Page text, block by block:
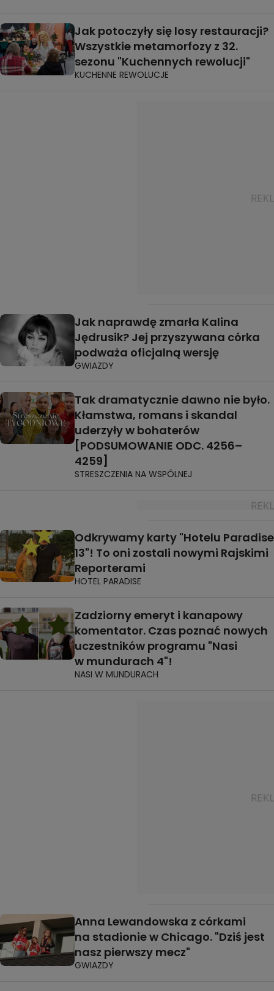
Jak potoczyły się losy restauracji?
Wszystkie metamorfozy z 32.
sezonu "Kuchennych rewolucji"
KUCHENNE REWOLUCJE
Jak naprawdę zmarła Kalina
Jędrusik? Jej przyszywana córka
podważa oficjalną wersję
GWIAZDY
Tak dramatycznie dawno nie było.
Kłamstwa, romans i skandal
uderzyły w bohaterów
[PODSUMOWANIE ODC. 4256–
4259]
STRESZCZENIA NA WSPÓLNEJ
Odkrywamy karty "Hotelu Paradise
13"! To oni zostali nowymi Rajskimi
Reporterami
HOTEL PARADISE
Zadziorny emeryt i kanapowy
komentator. Czas poznać nowych
uczestników programu "Nasi
w mundurach 4"!
NASI W MUNDURACH
Anna Lewandowska z córkami
na stadionie w Chicago. "Dziś jest
nasz pierwszy mecz"
GWIAZDY